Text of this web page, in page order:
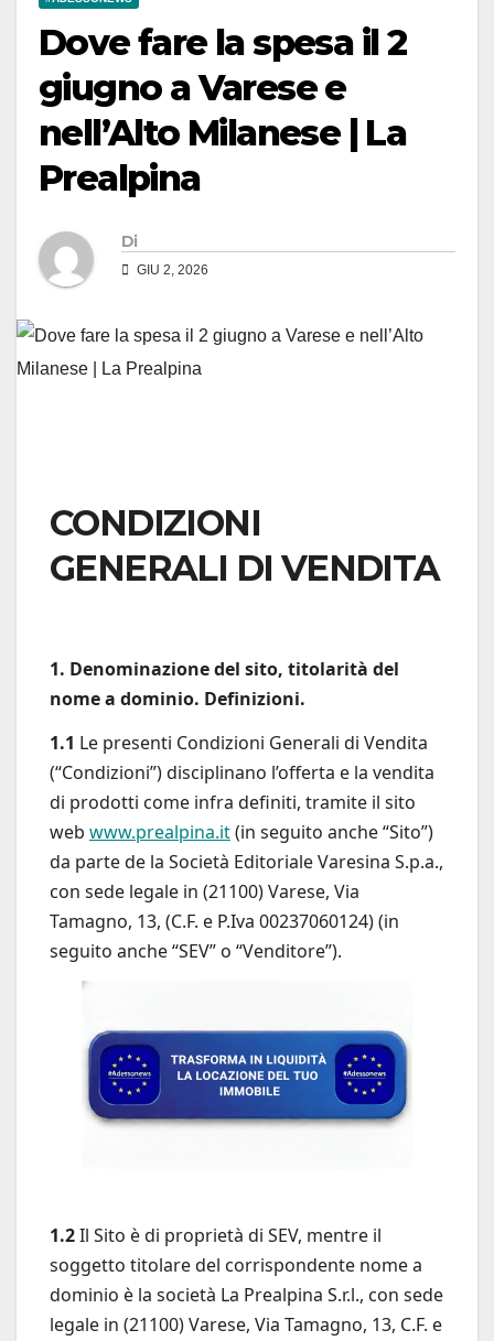
Dove fare la spesa il 2
giugno a Varese e
nell’Alto Milanese | La
Prealpina
Di
GIU 2, 2026
CONDIZIONI
GENERALI DI VENDITA
1. Denominazione del sito, titolarità del
nome a dominio. Definizioni.
1.1 Le presenti Condizioni Generali di Vendita
(“Condizioni”) disciplinano l’offerta e la vendita
di prodotti come infra definiti, tramite il sito
web www.prealpina.it(in seguito anche “Sito”)
da parte de la Società Editoriale Varesina S.p.a.,
con sede legale in (21100) Varese, Via
Tamagno, 13, (C.F. e P.Iva 00237060124) (in
seguito anche “SEV” o “Venditore”).
1.2Il Sito è di proprietà di SEV, mentre il
soggetto titolare del corrispondente nome a
dominio è la società La Prealpina S.r.l., con sede
legale in (21100) Varese, Via Tamagno, 13, C.F. e